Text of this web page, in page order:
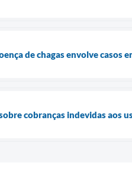
de chagas envolve casos
cobranças indevidas aos